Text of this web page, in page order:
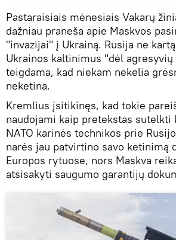
Pastaraisiais mėnesiais Vakarų
dažniau praneša apie Maskvos
"invazijai" į Ukrainą. Rusija ne
Ukrainos kaltinimus "dėl agresyvių
teigdama, kad niekam nekelia
neketina.
Kremlius įsitikinęs, kad tokie
naudojami kaip pretekstas sutelkti
NATO karinės technikos prie
narės jau patvirtino savo ketinimą
Europos rytuose, nors Maskva
atsisakyti saugumo garantijų